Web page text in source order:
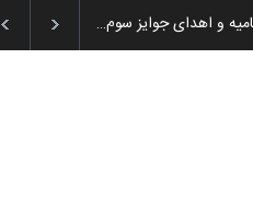
آیین اختتامیه و اهدای جوایز سوم…